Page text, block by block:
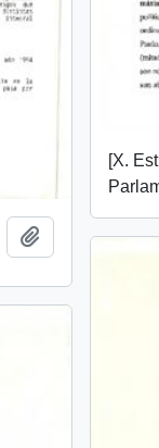
Añadir al
[X.